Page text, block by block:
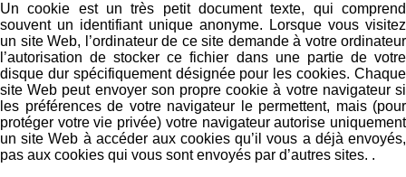
Un cookie est un très petit document texte, qui comprend
souvent un identifiant unique anonyme. Lorsque vous visitez
un site Web, l’ordinateur de ce site demande à votre ordinateur
l’autorisation de stocker ce fichier dans une partie de votre
disque dur spécifiquement désignée pour les cookies. Chaque
site Web peut envoyer son propre cookie à votre navigateur si
les préférences de votre navigateur le permettent, mais (pour
protéger votre vie privée) votre navigateur autorise uniquement
un site Web à accéder aux cookies qu’il vous a déjà envoyés,
pas aux cookies qui vous sont envoyés par d’autres sites. .